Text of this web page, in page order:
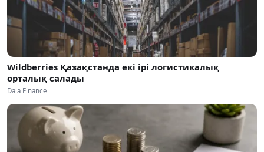
Wildberries Қазақстанда екі ірі логистикалық
орталық салады
Dala Finance